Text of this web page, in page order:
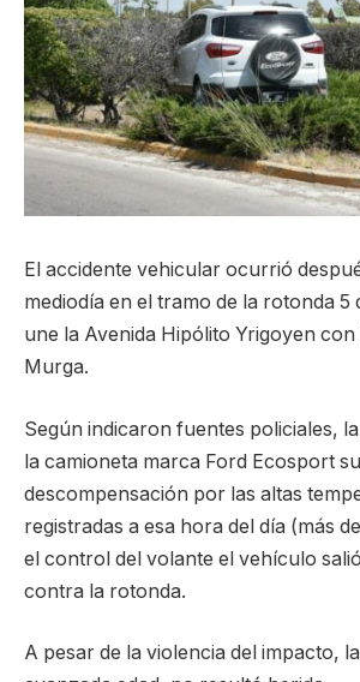
El accidente vehicular ocurrió
mediodía en el tramo de la rotonda 5
une la Avenida Hipólito Yrigoyen con
Murga.
Según indicaron fuentes policiales,
la camioneta marca Ford Ecosport
descompensación por las altas
registradas a esa hora del día (más
el control del volante el vehículo
contra la rotonda.
A pesar de la violencia del impacto,